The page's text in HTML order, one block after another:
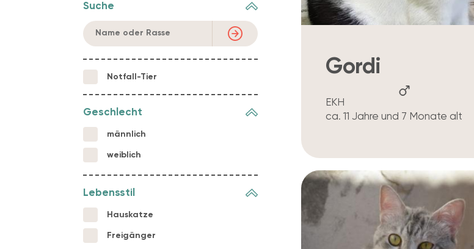
Suche
Notfall-Tier
Geschlecht
männlich
weiblich
Lebensstil
Hauskatze
Freigänger
Gordi
EKH
ca. 11 Jahre und 7 Monate alt